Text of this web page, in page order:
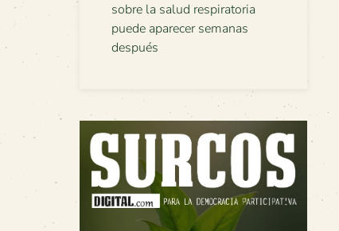
sobre la salud respiratoria
puede aparecer semanas
después